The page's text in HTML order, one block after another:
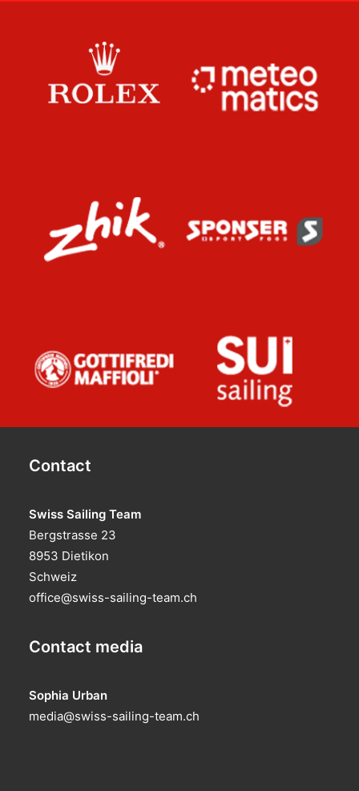
Contact
Swiss Sailing Team
Bergstrasse 23
8953 Dietikon
Schweiz
office@swiss-sailing-team.ch
Contact media
Sophia Urban
media@swiss-sailing-team.ch